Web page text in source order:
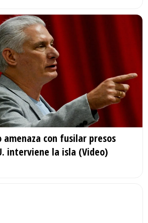
amenaza con fusilar presos
interviene la isla (Video)